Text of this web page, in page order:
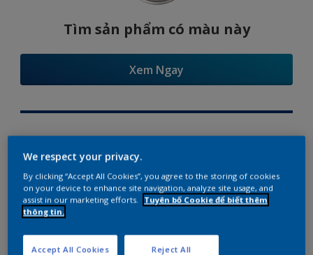
Tìm sản phẩm có màu này
Xem Ngay
Try Our Visualizer App
Gợi ý phối màu
We respect your privacy.
By clicking “Accept All Cookies”, you agree to the storing of cookies
on your device to enhance site navigation, analyze site usage, and
assist in our marketing efforts.
Tuyên bố Cookie để biết thêm
thông tin.
Reject All
Accept All Cookies